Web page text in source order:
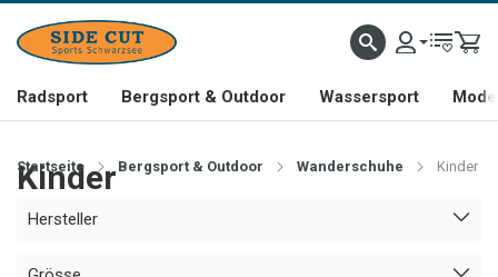
Radsport Bergsport & Outdoor Wassersport
Startseite Bergsport & Outdoor Wanderschuhe Kinder
Kinder
Hersteller